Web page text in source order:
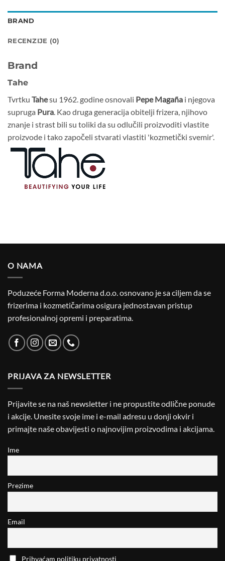
BRAND
RECENZIJE (0)
Brand
Tahe
Tvrtku Tahesu 1962. godine osnovali Pepe Magaña i njegova
supruga Pura . Kao druga generacija obitelji frizera, njihovo
znanje i strast bili su toliki da su odlučili proizvoditi vlastite
proizvode i tako započeli stvarati vlastiti 'kozmetički svemir'.
O NAMA
Poduzeće Forma Moderna d.o.o. osnovano je sa ciljem da se
frizerima i kozmetičarima osigura jednostavan pristup
profesionalnoj opremi i preparatima.
PRIJAVA ZA NEWSLETTER
Prijavite se na naš newsletter i ne propustite odlične ponude
i akcije. Unesite svoje ime i e-mail adresu u donji okvir i
primajte naše obavijesti o najnovijim proizvodima i akcijama.
Ime
Prezime
Email
Prihvaćam politiku privatnosti